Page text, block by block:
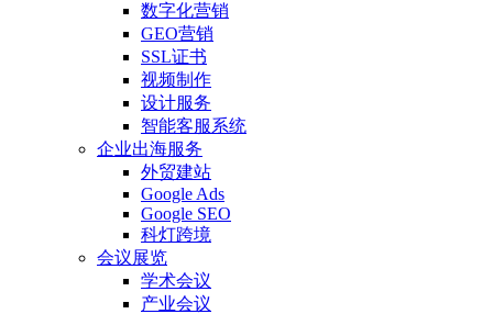
数字化营销
GEO营销
SSL证书
视频制作
设计服务
智能客服系统
企业出海服务
外贸建站
Google Ads
Google SEO
科灯跨境
会议展览
学术会议
产业会议